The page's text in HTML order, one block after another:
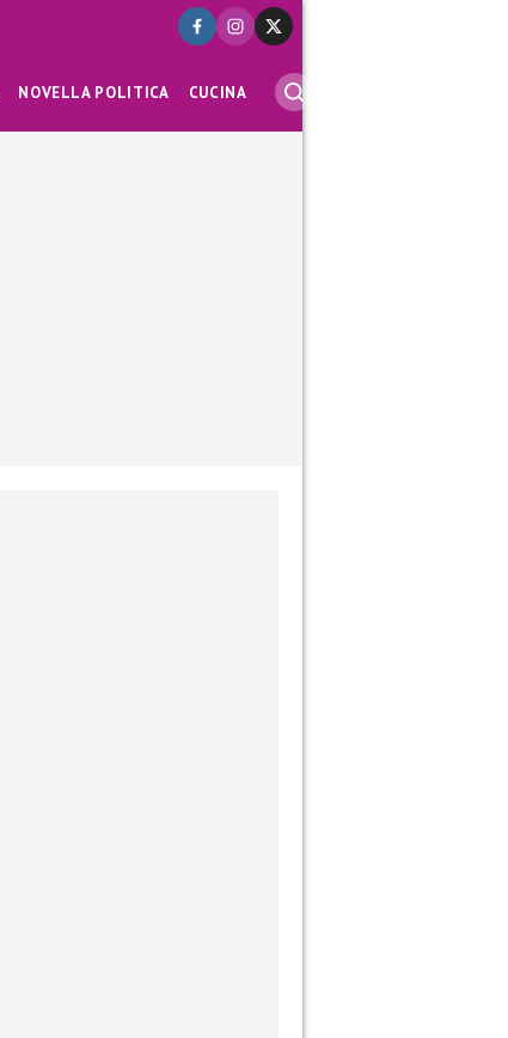
NOVELLA POLITICA CUCINA